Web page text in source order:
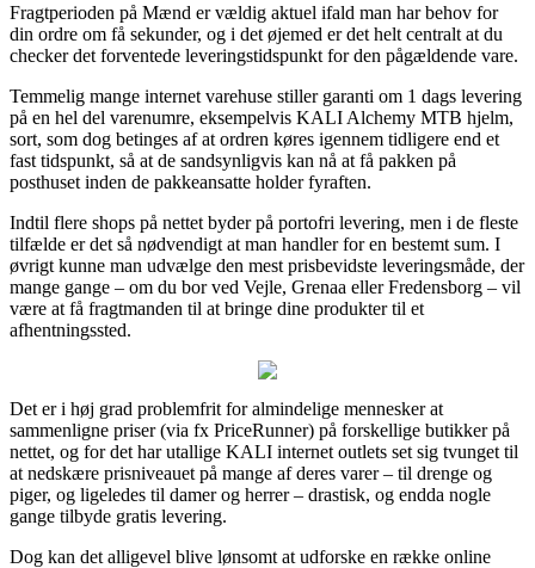
Fragtperioden på Mænd er vældig aktuel ifald man har behov for
din ordre om få sekunder, og i det øjemed er det helt centralt at du
checker det forventede leveringstidspunkt for den pågældende vare.
Temmelig mange internet varehuse stiller garanti om 1 dags levering
på en hel del varenumre, eksempelvis KALI Alchemy MTB hjelm,
sort, som dog betinges af at ordren køres igennem tidligere end et
fast tidspunkt, så at de sandsynligvis kan nå at få pakken på
posthuset inden de pakkeansatte holder fyraften.
Indtil flere shops på nettet byder på portofri levering, men i de fleste
tilfælde er det så nødvendigt at man handler for en bestemt sum. I
øvrigt kunne man udvælge den mest prisbevidste leveringsmåde, der
mange gange – om du bor ved Vejle, Grenaa eller Fredensborg – vil
være at få fragtmanden til at bringe dine produkter til et
afhentningssted.
Det er i høj grad problemfrit for almindelige mennesker at
sammenligne priser (via fx PriceRunner) på forskellige butikker på
nettet, og for det har utallige KALI internet outlets set sig tvunget til
at nedskære prisniveauet på mange af deres varer – til drenge og
piger, og ligeledes til damer og herrer – drastisk, og endda nogle
gange tilbyde gratis levering.
Dog kan det alligevel blive lønsomt at udforske en række online